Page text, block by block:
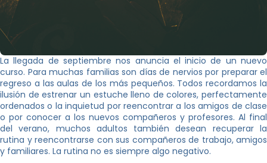
La llegada de septiembre nos anuncia el inicio de un nuevo
curso. Para muchas familias son días de nervios por preparar el
regreso a las aulas de los más pequeños. Todos recordamos la
ilusión de estrenar un estuche lleno de colores, perfectamente
ordenados o la inquietud por reencontrar a los amigos de clase
o por conocer a los nuevos compañeros y profesores. Al final
del verano, muchos adultos también desean recuperar la
rutina y reencontrarse con sus compañeros de trabajo, amigos
y familiares. La rutina no es siempre algo negativo.